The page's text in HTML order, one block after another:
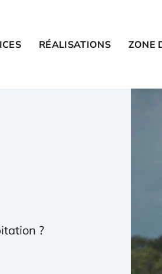
RÉALISATIONS ZONE
?